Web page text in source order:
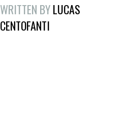
WRITTEN BYLUCAS
CENTOFANTI